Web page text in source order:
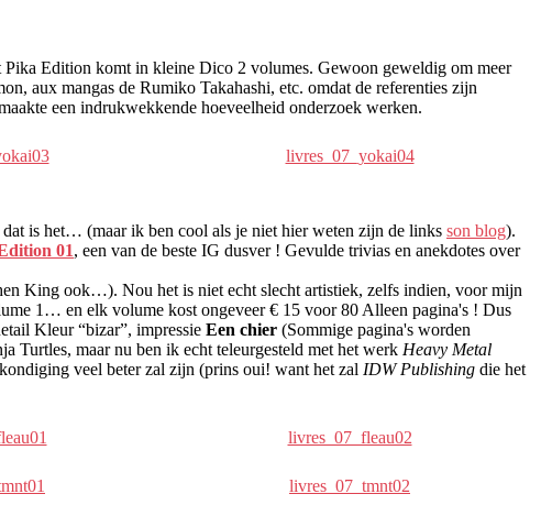
Edition komt in kleine Dico 2 volumes. Gewoon geweldig om meer
aux mangas de Rumiko Takahashi, etc. omdat de referenties zijn
een indrukwekkende hoeveelheid onderzoek werken.
livres_07_yokai04
is het… (maar ik ben cool als je niet hier weten zijn de links son blog).
01, een van de beste IG dusver ! Gevulde trivias en anekdotes over
King ook…). Nou het is niet echt slecht artistiek, zelfs indien, voor mijn
1… en elk volume kost ongeveer € 15 voor 80 Alleen pagina's ! Dus
Kleur “bizar”, impressie Een chier (Sommige pagina's worden
Turtles, maar nu ben ik echt teleurgesteld met het werk Heavy Metal
veel beter zal zijn (prins oui! want het zal IDW Publishing die het
livres_07_fleau02
livres_07_tmnt02